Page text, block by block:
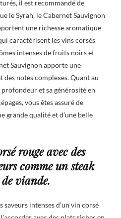
il est recommandé de
le Syrah, le Cabernet Sauvignon
une richesse aromatique
caractérisent les vins corsés
intenses de fruits noirs et
Sauvignon apporte une
notes complexes. Quant au
et sa générosité en
vous êtes assuré de
grande qualité et d’une belle
rouge avec des
comme un steak
viande.
intenses d’un vin corsé